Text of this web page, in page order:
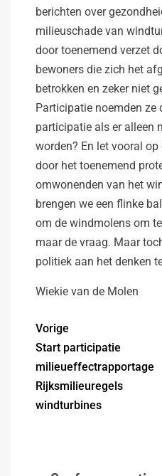
berichten over
milieuschade van
door toenemend verzet
bewoners die zich het
betrokken en zeker niet
Participatie noemden ze
participatie als er alleen
worden? En let vooral
door het toenemend
omwonenden van het
brengen we een flinke
om de windmolens om
maar de vraag. Maar
politiek aan het denken
Wiekie van de Molen
Vorige
Start participatie
milieueffectrapportage
Rijksmilieuregels
windturbines